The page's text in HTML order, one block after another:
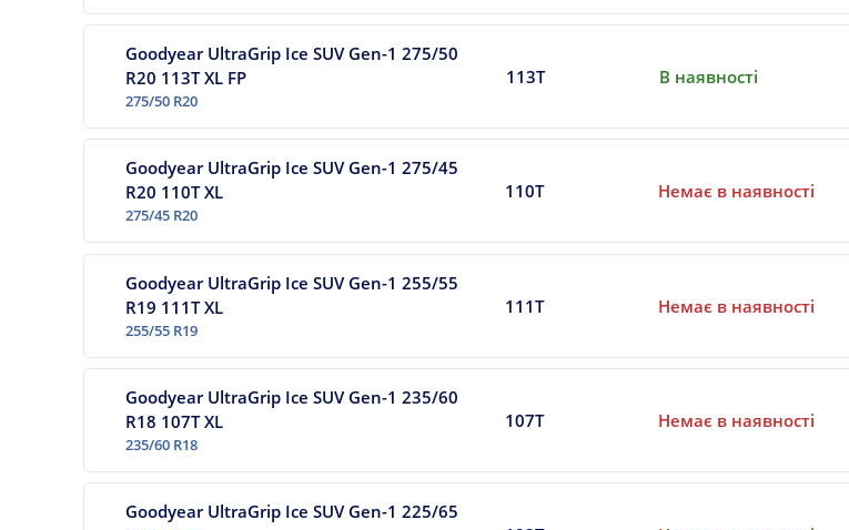
Goodyear UltraGrip Ice SUV Gen-1 275/50
R20 113T XL FP
275/50 R20
113T В наявності
Goodyear UltraGrip Ice SUV Gen-1 275/45
R20 110T XL
275/45 R20
110T Немає в наявності
Goodyear UltraGrip Ice SUV Gen-1 255/55
R19 111T XL
255/55 R19
111T Немає в наявності
Goodyear UltraGrip Ice SUV Gen-1 235/60
R18 107T XL
235/60 R18
107T Немає в наявності
Goodyear UltraGrip Ice SUV Gen-1 225/65